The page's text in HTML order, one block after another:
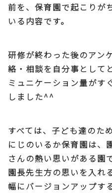
前を、保育園で起こりが
いる内容です。
研修が終わった後のアン
絡・相談を自分事として
ミュニケーション量がす
しました^^
すべては、子ども達のため
にじのいるか保育園は、
さんの熱い思いがある園
園長先生方の思いを入れ
幅にバージョンアップす